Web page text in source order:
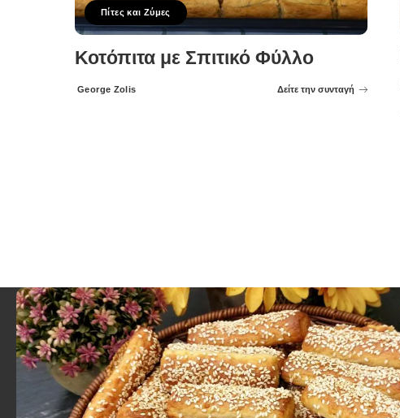
Πίτες και Ζύμες
Κοτόπιτα με Σπιτικό Φύλλο
Posted
George Zolis Δείτε την συνταγή